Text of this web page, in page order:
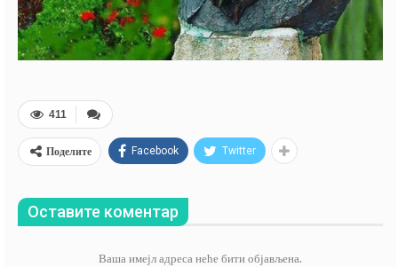
411
Поделите Facebook Twitter
Оставите коментар
Ваша имејл адреса неће бити објављена.